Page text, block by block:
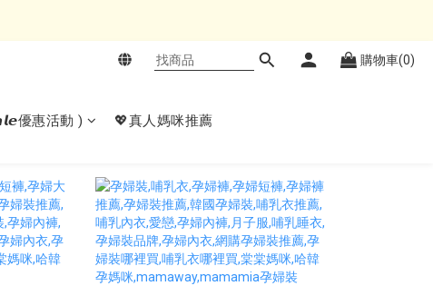
購物車(0)
優惠活動 ) 💖真人媽咪推薦